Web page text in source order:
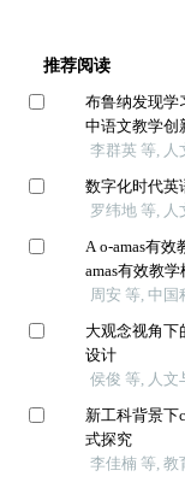
推荐阅读
布鲁纳发现学
中语文教学创
李群英 等, 人
数字化时代英
罗纬地 等, 人
A o-amas有
amas有效教
周安 等, 中
大观念视角下
设计
侯俊 等, 人文
新工科背景下
式探究
李佳楠 等, 教